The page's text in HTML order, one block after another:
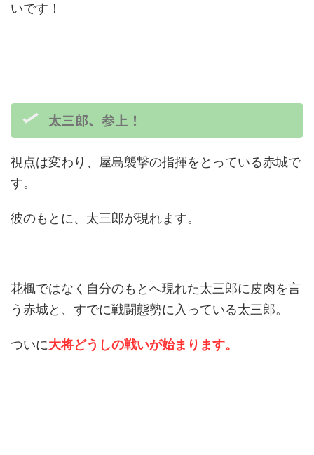
いです！
太三郎、参上！
視点は変わり、屋島襲撃の指揮をとっている赤城で
す。
彼のもとに、太三郎が現れます。
花楓ではなく自分のもとへ現れた太三郎に皮肉を言
う赤城と、すでに戦闘態勢に入っている太三郎。
ついに大将どうしの戦いが始まります。